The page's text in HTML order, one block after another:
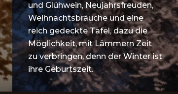
und Glühwein, Neujahrsfreuden,
Weihnachtsbräuche und eine
reich gedeckte Tafel, dazu die
Möglichkeit, mit Lämmern Zeit
zu verbringen, denn der Winter ist
ihre Geburtszeit.